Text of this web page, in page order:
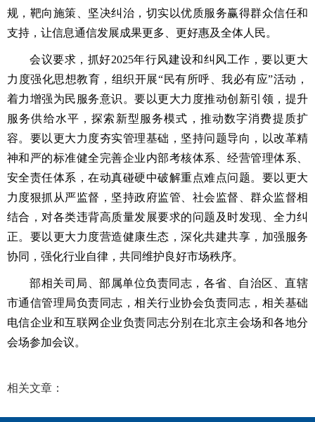
规，靶向施策、坚决纠治，切实以优质服务赢得群众信任和
支持，让信息通信发展成果更多、更好惠及全体人民。
会议要求，抓好2025年行风建设和纠风工作，要以更大
力度强化思想教育，组织开展“民有所呼、我必有应”活动，
着力增强为民服务意识。要以更大力度推动创新引领，提升
服务供给水平，探索新型服务模式，推动数字消费提质扩
容。要以更大力度夯实管理基础，坚持问题导向，以改革精
神和严的标准健全完善企业内部考核体系、经营管理体系、
安全责任体系，在动真碰硬中破解重点难点问题。要以更大
力度狠抓从严监督，坚持政府监管、社会监督、群众监督相
结合，对各类违背高质量发展要求的问题及时发现、全力纠
正。要以更大力度营造健康生态，深化共建共享，加强服务
协同，强化行业自律，共同维护良好市场秩序。
部相关司局、部属单位负责同志，各省、自治区、直辖
市通信管理局负责同志，相关行业协会负责同志，相关基础
电信企业和互联网企业负责同志分别在北京主会场和各地分
会场参加会议。
相关文章：